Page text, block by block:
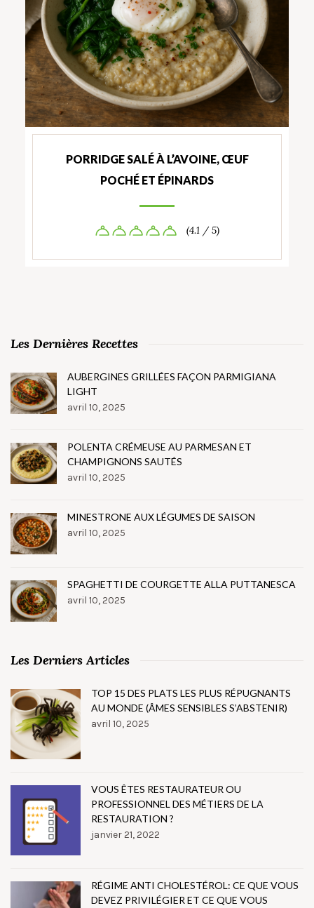
PORRIDGE SALÉ À L’AVOINE, ŒUF
POCHÉ ET ÉPINARDS
(4.1 / 5)
Les Dernières Recettes
AUBERGINES GRILLÉES FAÇON PARMIGIANA
LIGHT
avril 10, 2025
POLENTA CRÉMEUSE AU PARMESAN ET
CHAMPIGNONS SAUTÉS
avril 10, 2025
MINESTRONE AUX LÉGUMES DE SAISON
avril 10, 2025
SPAGHETTI DE COURGETTE ALLA PUTTANESCA
avril 10, 2025
Les Derniers Articles
TOP 15 DES PLATS LES PLUS RÉPUGNANTS
AU MONDE (ÂMES SENSIBLES S’ABSTENIR)
avril 10, 2025
VOUS ÊTES RESTAURATEUR OU
PROFESSIONNEL DES MÉTIERS DE LA
RESTAURATION ?
janvier 21, 2022
RÉGIME ANTI CHOLESTÉROL: CE QUE VOUS
DEVEZ PRIVILÉGIER ET CE QUE VOUS